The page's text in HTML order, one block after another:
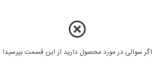
اگر سوالی در مورد محصول دارید از این قسمت بپرسید!